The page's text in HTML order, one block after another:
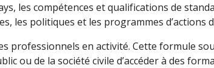
les compétences et qualifications de
les politiques et les programmes d’actions
professionnels en activité. Cette formule
ou de la société civile d’accéder à des